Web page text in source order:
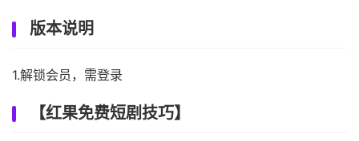
版本说明
1.解锁会员，需登录
【红果免费短剧技巧】